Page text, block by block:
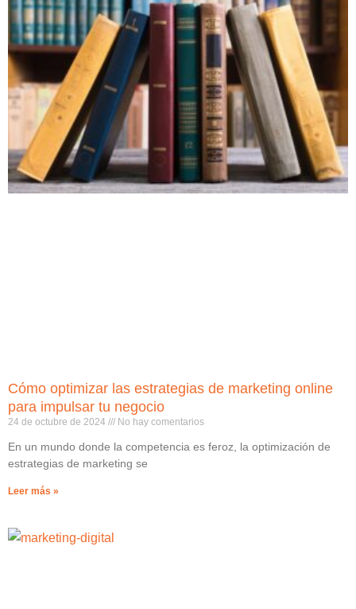
Cómo optimizar las estrategias de marketing online
para impulsar tu negocio
24 de octubre de 2024 No hay comentarios
En un mundo donde la competencia es feroz, la optimización de
estrategias de marketing se
Leer más »